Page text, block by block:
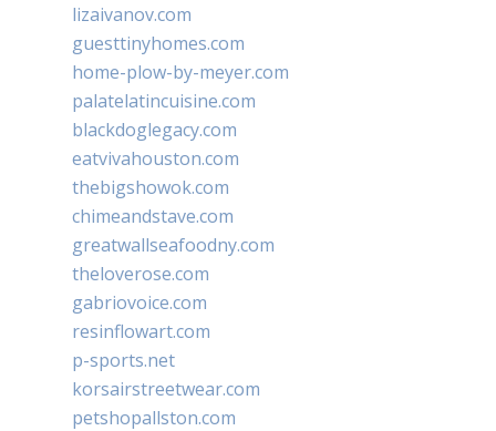
lizaivanov.com
guesttinyhomes.com
home-plow-by-meyer.com
palatelatincuisine.com
blackdoglegacy.com
eatvivahouston.com
thebigshowok.com
chimeandstave.com
greatwallseafoodny.com
theloverose.com
gabriovoice.com
resinflowart.com
p-sports.net
korsairstreetwear.com
petshopallston.com